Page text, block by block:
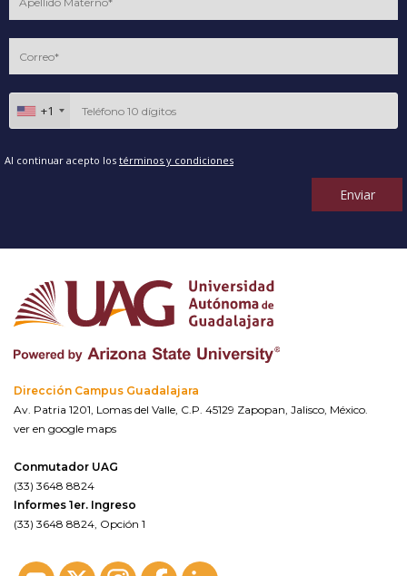
+1
Al continuar acepto los términos y condiciones
Enviar
Dirección Campus Guadalajara
Av. Patria 1201, Lomas del Valle, C.P. 45129 Zapopan, Jalisco, México.
ver en google maps
Conmutador UAG
(33) 3648 8824
Informes 1er. Ingreso
(33) 3648 8824, Opción 1